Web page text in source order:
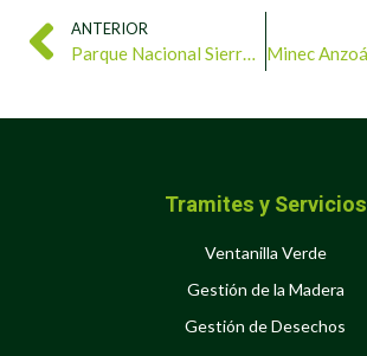
ANTERIOR
Parque Nacional Sierra Nevada abarca más de 270 mil hectáreas
Tramites y Servicios
Ventanilla Verde
Gestión de la Madera
Gestión de Desechos